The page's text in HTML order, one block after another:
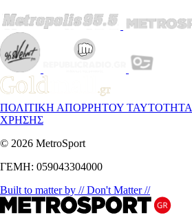
ΠΟΛΙΤΙΚΗ ΑΠΟΡΡΗΤΟΥ ΤΑΥΤΟΤΗΤΑ
ΧΡΗΣΗΣ
© 2026 MetroSport
ΓΕΜΗ: 059043304000
Built to matter by // Don't Matter //